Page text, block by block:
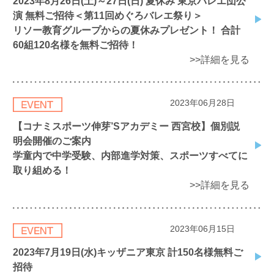
演 無料ご招待＜第11回めぐろバレエ祭り＞
リソー教育グループからの夏休みプレゼント！ 合計
60組120名様を無料ご招待！
>>詳細を見る
2023年06月28日
【コナミスポーツ伸芽’Sアカデミー 西宮校】個別説
明会開催のご案内
学童内で中学受験、内部進学対策、スポーツすべてに
取り組める！
>>詳細を見る
2023年06月15日
2023年7月19日(水)キッザニア東京 計150名様無料ご
招待